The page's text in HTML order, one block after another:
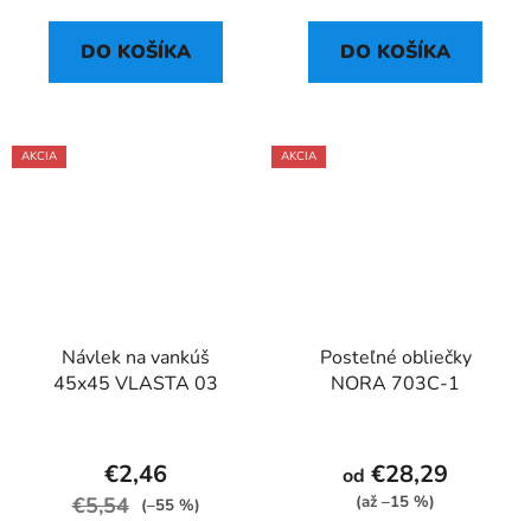
DO KOŠÍKA DO KOŠÍKA
AKCIA
Návlek na vankúš
45x45 VLASTA 03
€2,46
€5,54 (–55 %)
AKCIA
Posteľné obliečky
NORA 703C-1
od €28,29
(až –15 %)